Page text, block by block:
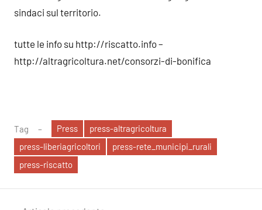
sindaci sul territorio.
tutte le info su http://riscatto.info –
http://altragricoltura.net/consorzi-di-bonifica
Tag Press
press-altragricoltura
press-liberiagricoltori
press-rete_municipi_rurali
press-riscatto